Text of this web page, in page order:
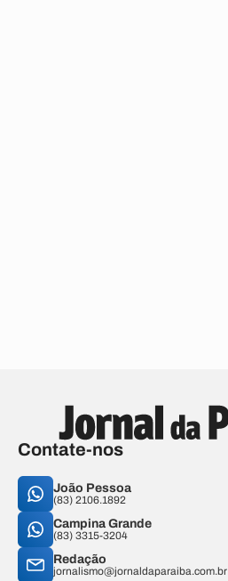
Contate-nos
João Pessoa
(83) 2106.1892
Campina Grande
(83) 3315-3204
Redação
jornalismo@jornaldaparaiba.com.br